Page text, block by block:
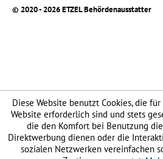
© 2020 - 2026 ETZEL Behördenausstatter
Diese Website benutzt Cookies, die
Website erforderlich sind und stets
die den Komfort bei Benutzung
Direktwerbung dienen oder die
sozialen Netzwerken vereinfachen